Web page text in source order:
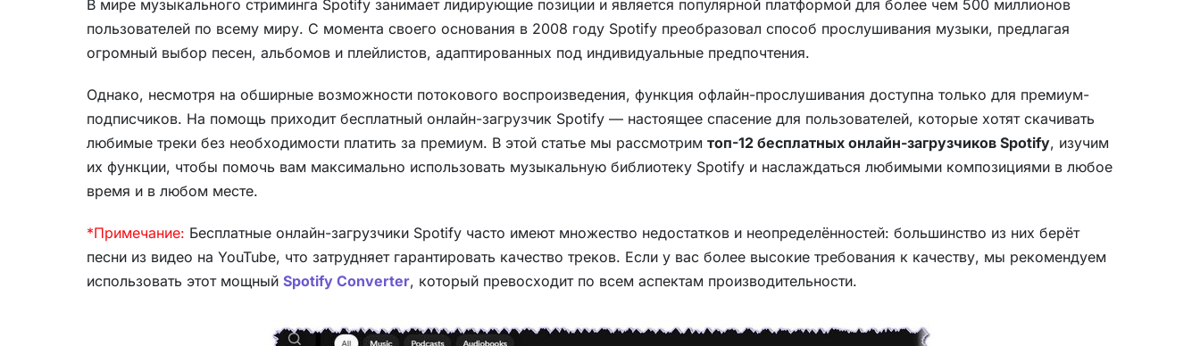
В мире музыкального стриминга Spotify занимает лидирующие позиции и является популярной платформой для более чем 500 миллионов
пользователей по всему миру. С момента своего основания в 2008 году Spotify преобразовал способ прослушивания музыки, предлагая
огромный выбор песен, альбомов и плейлистов, адаптированных под индивидуальные предпочтения.
Однако, несмотря на обширные возможности потокового воспроизведения, функция офлайн-прослушивания доступна только для премиум-
подписчиков. На помощь приходит бесплатный онлайн-загрузчик Spotify — настоящее спасение для пользователей, которые хотят скачивать
любимые треки без необходимости платить за премиум. В этой статье мы рассмотрим топ-12 бесплатных онлайн-загрузчиков Spotify, изучим
их функции, чтобы помочь вам максимально использовать музыкальную библиотеку Spotify и наслаждаться любимыми композициями в любое
время и в любом месте.
*Примечание: Бесплатные онлайн-загрузчики Spotify часто имеют множество недостатков и неопределённостей: большинство из них берёт
песни из видео на YouTube, что затрудняет гарантировать качество треков. Если у вас более высокие требования к качеству, мы рекомендуем
использовать этот мощный Spotify Converter, который превосходит по всем аспектам производительности.